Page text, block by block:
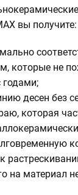
вы получите:
которые не
годами;
десен без
которая
на материал